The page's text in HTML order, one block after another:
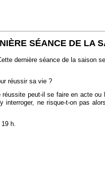
SÉANCE DE LA
dernière séance de la saison
réussir sa vie ?
peut-il se faire en acte
ne risque-t-on pas
h.